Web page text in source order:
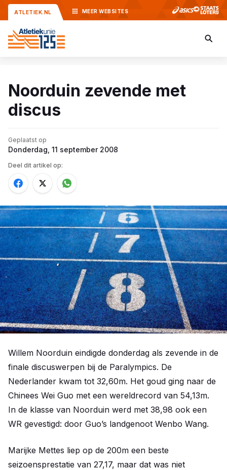
ATLETIEK.NL MEER WEBSITES
Noorduin zevende met
discus
Geplaatst op
Donderdag, 11 september 2008
Deel dit artikel op:
Willem Noorduin eindigde donderdag als zevende in de
finale discuswerpen bij de Paralympics. De
Nederlander kwam tot 32,60m. Het goud ging naar de
Chinees Wei Guo met een wereldrecord van 54,13m.
In de klasse van Noorduin werd met 38,98 ook een
WR gevestigd: door Guo’s landgenoot Wenbo Wang.
Marijke Mettes liep op de 200m een beste
seizoensprestatie van 27,17, maar dat was niet